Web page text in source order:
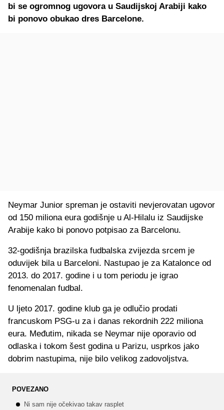
bi se ogromnog ugovora u Saudijskoj Arabiji kako
bi ponovo obukao dres Barcelone.
Neymar Junior spreman je ostaviti nevjerovatan ugovor
od 150 miliona eura godišnje u Al-Hilalu iz Saudijske
Arabije kako bi ponovo potpisao za Barcelonu.
32-godišnja brazilska fudbalska zvijezda srcem je
oduvijek bila u Barceloni. Nastupao je za Katalonce od
2013. do 2017. godine i u tom periodu je igrao
fenomenalan fudbal.
U ljeto 2017. godine klub ga je odlučio prodati
francuskom PSG-u za i danas rekordnih 222 miliona
eura. Međutim, nikada se Neymar nije oporavio od
odlaska i tokom šest godina u Parizu, usprkos jako
dobrim nastupima, nije bilo velikog zadovoljstva.
POVEZANO
Ni sam nije očekivao takav rasplet